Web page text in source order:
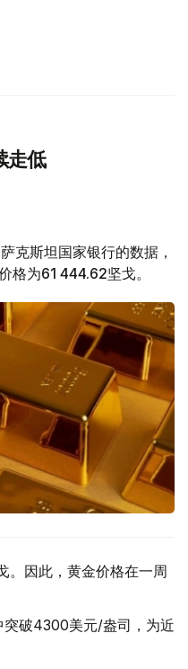
走低
克斯坦国家银行的数据，
为61 444.62坚戈。
。因此，黄金价格在一周
破4300美元/盎司，为近